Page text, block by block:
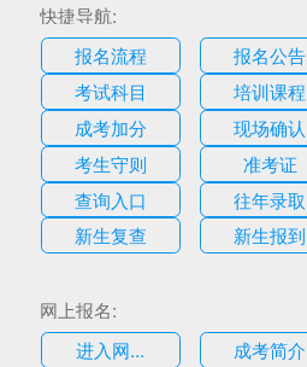
快捷导航:
报名流程
报名公告
考试科目
培训课程
成考加分
现场确认
考生守则
准考证
查询入口
往年录取
新生复查
新生报到
网上报名:
进入网...
成考简介